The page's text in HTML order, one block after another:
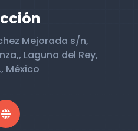
Mejorada s/n,
Laguna del Rey,
México